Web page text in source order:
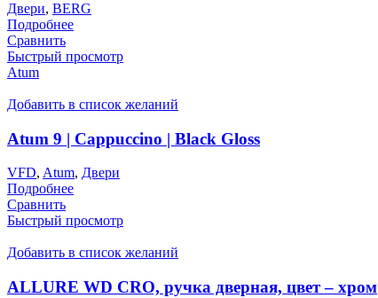
Двери, BERG
Подробнее
Сравнить
Быстрый просмотр
Atum
Добавить в список желаний
Atum 9 | Cappuccino | Black Gloss
VFD, Atum, Двери
Подробнее
Сравнить
Быстрый просмотр
Добавить в список желаний
ALLURE WD CRO, ручка дверная, цвет – хром